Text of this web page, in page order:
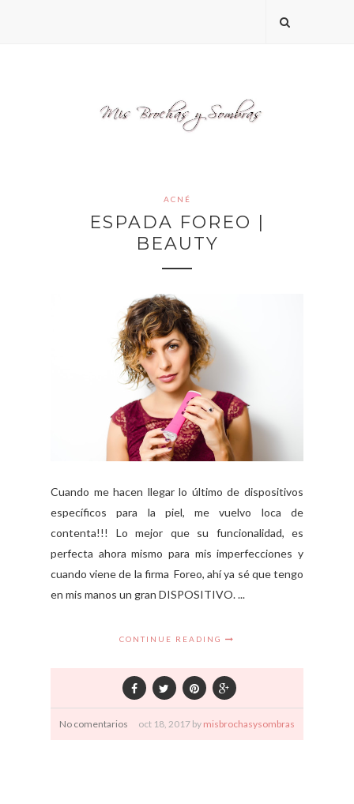
ACNÉ
ESPADA FOREO |
BEAUTY
Cuando me hacen llegar lo último de dispositivos
específicos para la piel, me vuelvo loca de
contenta!!! Lo mejor que su funcionalidad, es
perfecta ahora mismo para mis imperfecciones y
cuando viene de la firma Foreo, ahí ya sé que tengo
en mis manos un gran DISPOSITIVO. ...
CONTINUE READING
No comentarios oct 18, 2017 by misbrochasysombras